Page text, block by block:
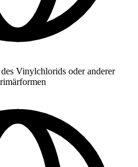
Vinylchlorids oder anderer